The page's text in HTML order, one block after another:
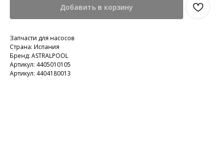
Добавить в корзину
Запчасти для насосов
Страна: Испания
Бренд: ASTRALPOOL
Артикул: 4405010105
Артикул: 4404180013